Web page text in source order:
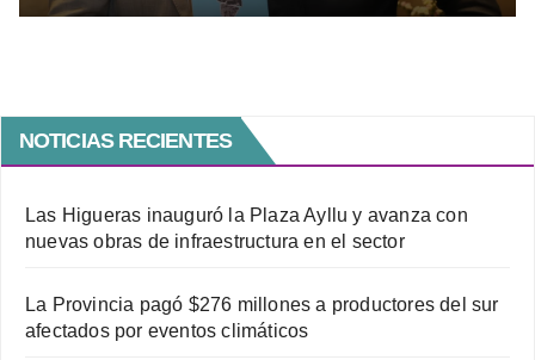
NOTICIAS RECIENTES
Las Higueras inauguró la Plaza Ayllu y avanza con
nuevas obras de infraestructura en el sector
La Provincia pagó $276 millones a productores del sur
afectados por eventos climáticos